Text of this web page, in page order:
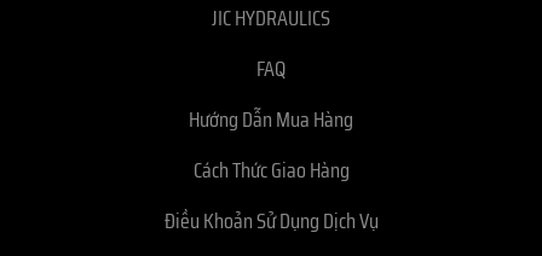
JIC HYDRAULICS
FAQ
Hướng Dẫn Mua Hàng
Cách Thức Giao Hàng
Điều Khoản Sử Dụng Dịch Vụ